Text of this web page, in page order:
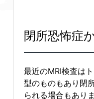
閉所恐怖症
最近のMRI検査は
型のものもあり閉
られる場合もありま